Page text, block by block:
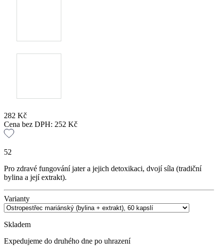
282 Kč
Cena bez DPH: 252 Kč
52
Pro zdravé fungování jater a jejich detoxikaci, dvojí síla (tradiční
bylina a její extrakt).
Varianty
Skladem
Expedujeme do druhého dne po uhrazení